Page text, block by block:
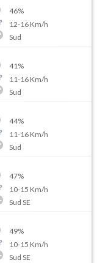
46%
12-16Km/h
Sud
41%
11-16Km/h
Sud
44%
11-16Km/h
Sud
47%
10-15 Km/h
Sud SE
49%
10-15 Km/h
Sud SE